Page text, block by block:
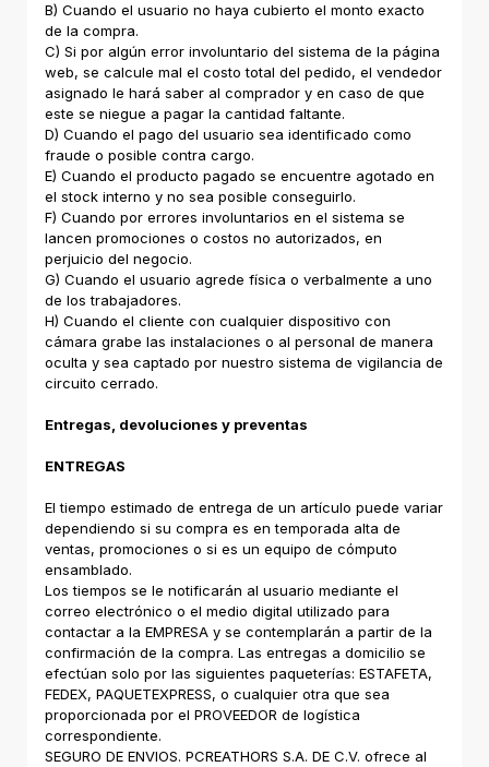
B) Cuando el usuario no haya cubierto el monto exacto
de la compra.
C) Si por algún error involuntario del sistema de la página
web, se calcule mal el costo total del pedido, el vendedor
asignado le hará saber al comprador y en caso de que
este se niegue a pagar la cantidad faltante.
D) Cuando el pago del usuario sea identificado como
fraude o posible contra cargo.
E) Cuando el producto pagado se encuentre agotado en
el stock interno y no sea posible conseguirlo.
F) Cuando por errores involuntarios en el sistema se
lancen promociones o costos no autorizados, en
perjuicio del negocio.
G) Cuando el usuario agrede física o verbalmente a uno
de los trabajadores.
H) Cuando el cliente con cualquier dispositivo con
cámara grabe las instalaciones o al personal de manera
oculta y sea captado por nuestro sistema de vigilancia de
circuito cerrado.
Entregas, devoluciones y preventas
ENTREGAS
El tiempo estimado de entrega de un artículo puede variar
dependiendo si su compra es en temporada alta de
ventas, promociones o si es un equipo de cómputo
ensamblado.
Los tiempos se le notificarán al usuario mediante el
correo electrónico o el medio digital utilizado para
contactar a la EMPRESA y se contemplarán a partir de la
confirmación de la compra. Las entregas a domicilio se
efectúan solo por las siguientes paqueterías: ESTAFETA,
FEDEX, PAQUETEXPRESS, o cualquier otra que sea
proporcionada por el PROVEEDOR de logística
correspondiente.
SEGURO DE ENVIOS. PCREATHORS S.A. DE C.V. ofrece al